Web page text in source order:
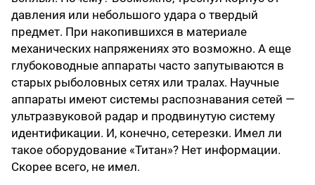
давления или небольшого удара о твердый
предмет. При накопившихся в материале
механических напряжениях это возможно. А еще
глубоководные аппараты часто запутываются в
старых рыболовных сетях или тралах. Научные
аппараты имеют системы распознавания сетей —
ультразвуковой радар и продвинутую систему
идентификации. И, конечно, сетерезки. Имел ли
такое оборудование «Титан»? Нет информации.
Скорее всего, не имел.